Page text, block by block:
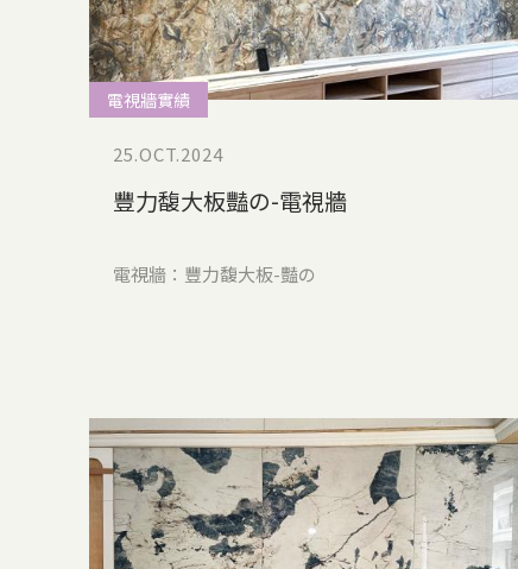
電視牆實績
25.OCT.2024
豐力馥大板豔の-電視牆
電視牆：豐力馥大板-豔の